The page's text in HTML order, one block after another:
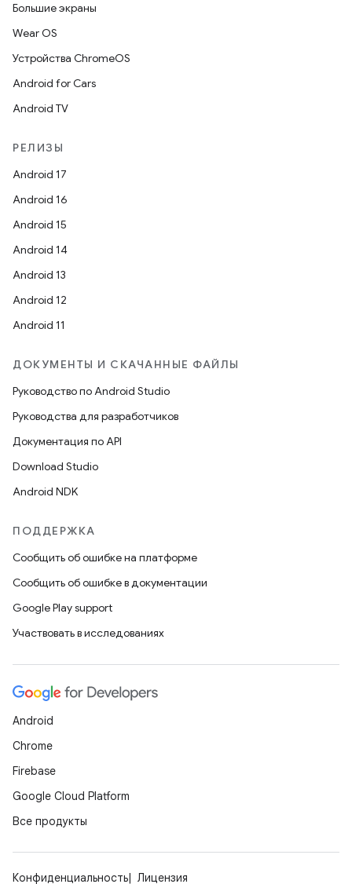
Большие экраны
Wear OS
Устройства ChromeOS
Android for Cars
Android TV
РЕЛИЗЫ
Android 17
Android 16
Android 15
Android 14
Android 13
Android 12
Android 11
ДОКУМЕНТЫ И СКАЧАННЫЕ ФАЙЛЫ
Руководство по Android Studio
Руководства для разработчиков
Документация по API
Download Studio
Android NDK
ПОДДЕРЖКА
Сообщить об ошибке на платформе
Сообщить об ошибке в документации
Google Play support
Участвовать в исследованиях
Android
Chrome
Firebase
Google Cloud Platform
Все продукты
Конфиденциальность
Лицензия